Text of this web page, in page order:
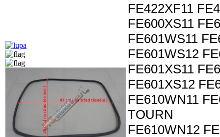
FE422XF11
FE600XS11
FE601WS11
FE601WS12
FE601XS11
FE601XS12
FE610WN11
TOURN
FE610WN12